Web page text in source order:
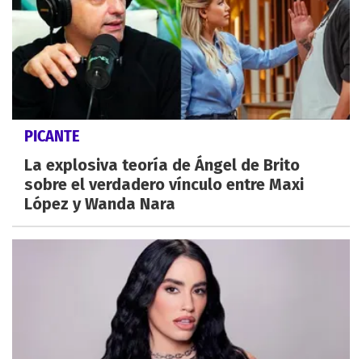
PICANTE
La explosiva teoría de Ángel de Brito
sobre el verdadero vínculo entre Maxi
López y Wanda Nara